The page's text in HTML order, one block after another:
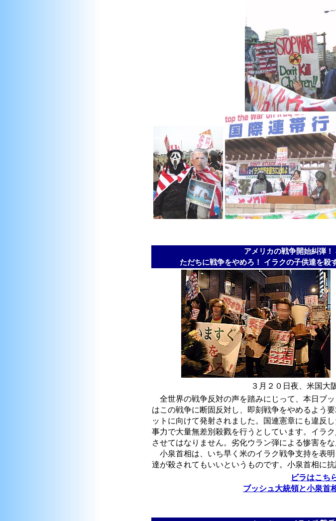
アメリカの戦争開始糾弾！
ただちに戦争をやめろ！ イラクの子供達を
３月２０日夜、米国大
全世界の戦争反対の声を踏みにじって、本日ブ
はこの戦争に断固反対し、即刻戦争をやめるよう
ットに向けて発射されました。国連憲章にも違反
事力で大量無差別殺戮を行うとしています。イラ
させてはなりません。劣化ウラン弾による惨害を
小泉首相は、いち早く米のイラク戦争支持を表
達が殺されてもいいというものです。小泉首相に抗
ビラはこ
ブッシュ大統領と小泉首